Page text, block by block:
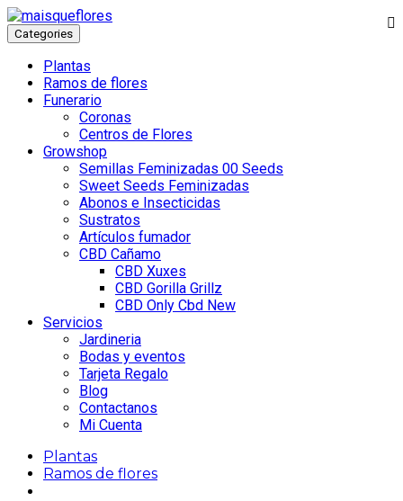
Categories
Plantas
Ramos de flores
Funerario
Coronas
Centros de Flores
Growshop
Semillas Feminizadas 00 Seeds
Sweet Seeds Feminizadas
Abonos e Insecticidas
Sustratos
Artículos fumador
CBD Cañamo
CBD Xuxes
CBD Gorilla Grillz
CBD Only Cbd New
Servicios
Jardineria
Bodas y eventos
Tarjeta Regalo
Blog
Contactanos
Mi Cuenta
Plantas
Ramos de flores